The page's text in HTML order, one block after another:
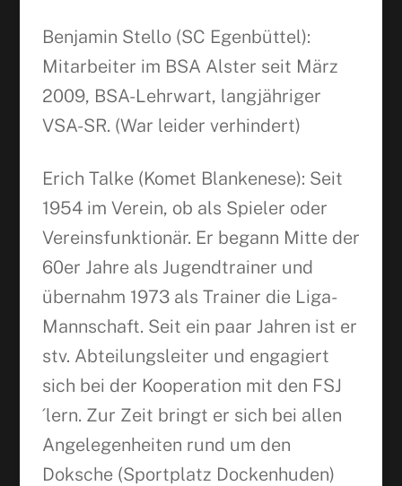
Benjamin Stello (SC Egenbüttel):
Mitarbeiter im BSA Alster seit März
2009, BSA-Lehrwart, langjähriger
VSA-SR. (War leider verhindert)
Erich Talke (Komet Blankenese): Seit
1954 im Verein, ob als Spieler oder
Vereinsfunktionär. Er begann Mitte der
60er Jahre als Jugendtrainer und
übernahm 1973 als Trainer die Liga-
Mannschaft. Seit ein paar Jahren ist er
stv. Abteilungsleiter und engagiert
sich bei der Kooperation mit den FSJ
´lern. Zur Zeit bringt er sich bei allen
Angelegenheiten rund um den
Doksche (Sportplatz Dockenhuden)